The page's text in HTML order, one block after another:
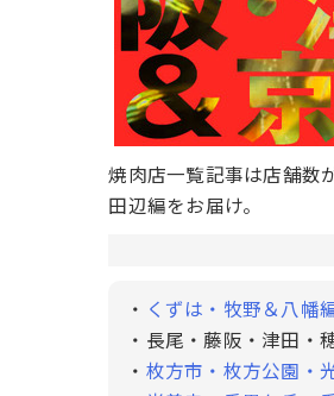
焼肉店一覧記事は店舗数
田辺編をお届け。
・ くずは・牧野＆八幡
・長尾・藤阪・津田
・ 枚方市・枚方公園・